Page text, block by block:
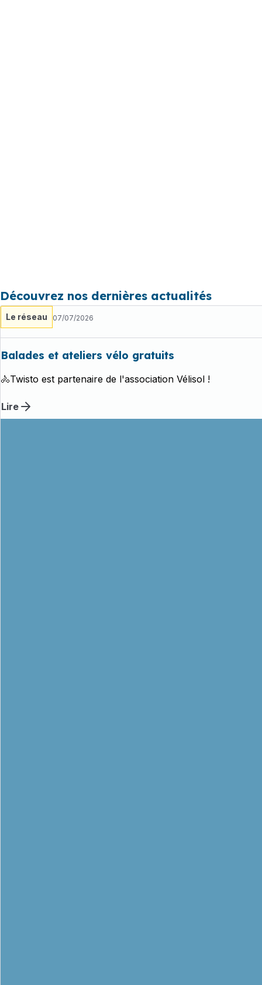
Découvrez nos dernières actualités
Le réseau 07/07/2026
Balades et ateliers vélo gratuits
🚴Twisto est partenaire de l'association Vélisol !
Lire